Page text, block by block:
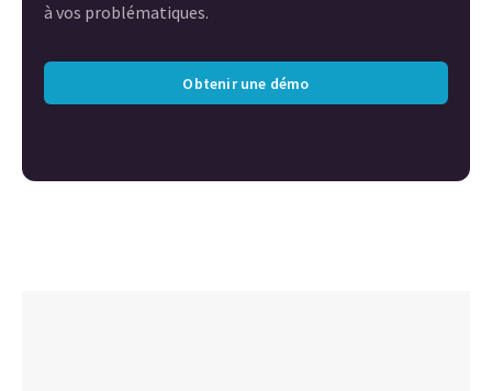
à vos problématiques.
Obtenir une démo